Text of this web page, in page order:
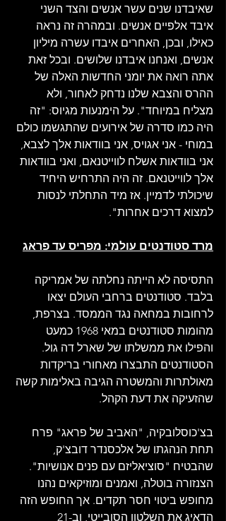
שאיבדנו שנים עשר אנשים והצד השני
איבד אלפיים אנשים. ובמהרה זה נראה
כאילו, ובכן, האחרים איבדו עשרה מיליון
אנשים, ואנחנו איבדנו שלושים. ובכל זאת
אתה רואה את יומני החדשות האלה של
ההרס והצבא שלנו נדחק לאחור, ולא
מצליח במיוחד". על הימנעות מגיוס: "זה
היה כמו סדרה של אירועים שהתגשמו כולם
במוחי - אני אגויס, אני בוודאות אלך לצבא,
אני בוודאות אשלח לווייטנאם, ואני בוודאות
אלך לווייטנאם. זה היה התרחיש היחיד
שיכולתי לדמיין. אז מיד התחלתי לנסות
למצוא דרכים אחרות".
מרד סטודנטים עולמי: מפריס עד פראג
התסיסה לא הייתה נחלתה של אמריקה
בלבד. סטודנטים ברחבי העולם יצאו
לרחובות במחאה נגד הממסד. בצרפת,
מהומות סטודנטים במאי 1968 כמעט
והפילו את ממשלתו של שארל דה גול.
הסטודנטים התבצרו מאחורי בריקדות
מאולתרות והמשטרה הגיבה באלימות קשה
שהזעיקה את דעת הקהל.
בצ'כוסלובקיה, "האביב של פראג" פרח
תחת הנהגתו של אלכסנדר דובצ'ק,
שהבטיח "סוציאליזם עם פנים אנושיות".
הצנזורה בוטלה, ואמנים ומוזיקאים נהנו
מחופש ביטוי חסר תקדים. אך החופש הזה